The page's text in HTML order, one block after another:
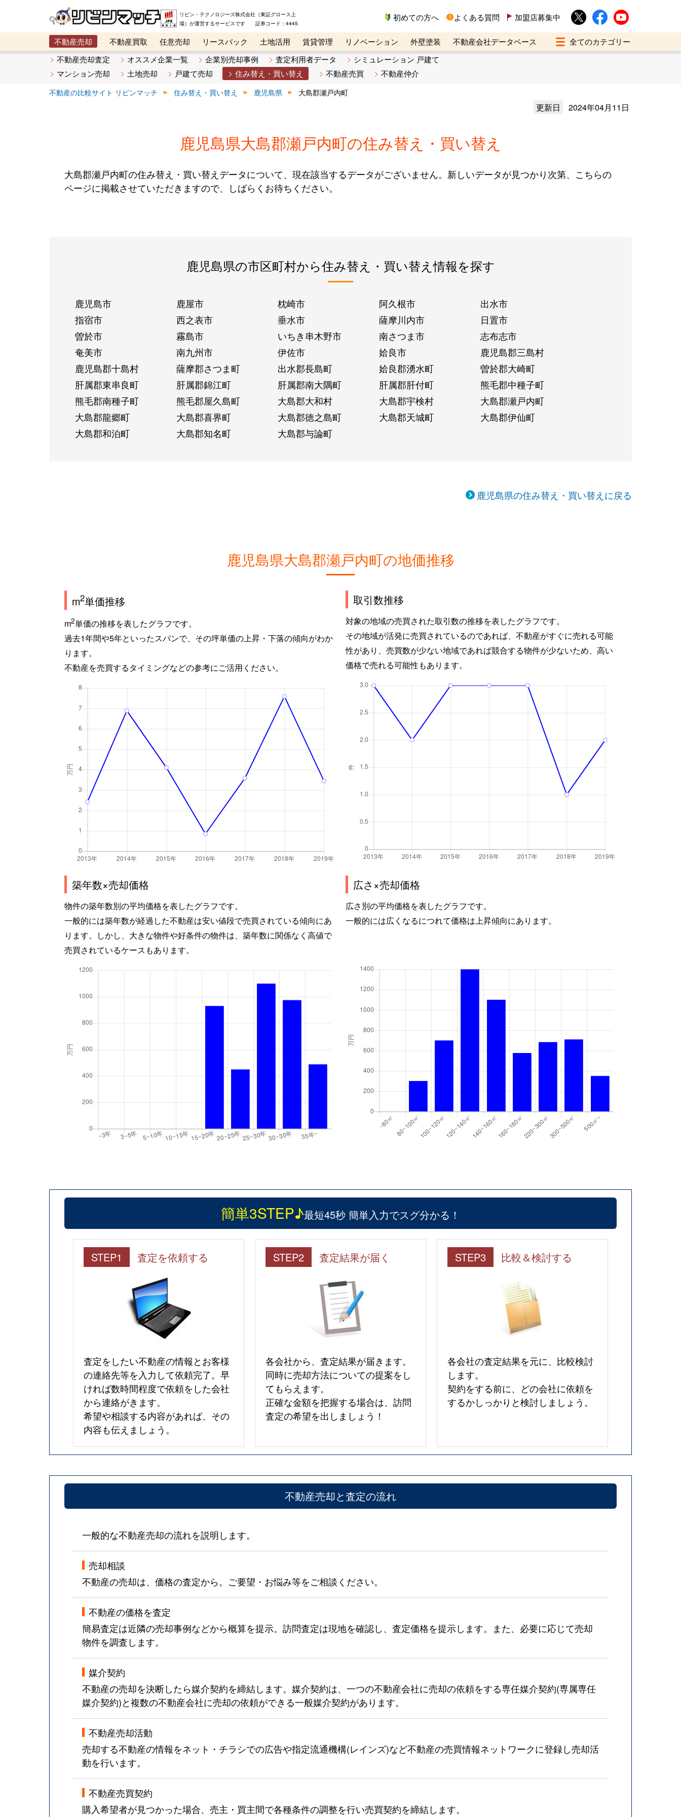
リビン・テクノロジーズ株式会社（東証グロース上
場）が運営するサービスです 証券コード：4445
初めての方へ よくある質問 加盟店募集中
不動産売却 不動産買取 任意売却 リースバック 土地活用 賃貸管理 リノベーション 外壁塗装
不動産会社データベース
メタ住宅展示場
ベスト不動産カンパニー オンライン講座 リビンマガジンBiz 不動産売却ご相談デスク
不動産売却査定 オススメ企業一覧 企業別売却事例 査定利用者データ
シミュレーション 戸建て
マンション売却
土地売却 戸建て売却 住み替え・買い替え 不動産売買 不動産仲介
不動産の比較サイト リビンマッチ 住み替え・買い替え 鹿児島県 大島郡瀬戸内町
更新日 2024年04月11日
鹿児島県大島郡瀬戸内町の住み替え・買い替え
大島郡瀬戸内町の住み替え・買い替えデータについて、現在該当するデータがございません。新しいデータが見つかり次第、こちらの
ページに掲載させていただきますので、しばらくお待ちください。
鹿児島県の市区町村から住み替え・買い替え情報を探す
鹿児島市 鹿屋市 枕崎市 阿久根市
出水市
指宿市
西之表市 垂水市 薩摩川内市
日置市
曽於市
霧島市 いちき串木野市 南さつま市
志布志市
奄美市
南九州市 伊佐市 姶良市
鹿児島郡三島村
鹿児島郡十島村
薩摩郡さつま町 出水郡長島町 姶良郡湧水町
曽於郡大崎町
肝属郡東串良町
肝属郡錦江町 肝属郡南大隅町 肝属郡肝付町
熊毛郡中種子町
熊毛郡南種子町
熊毛郡屋久島町 大島郡大和村 大島郡宇検村
大島郡瀬戸内町
大島郡龍郷町
大島郡喜界町 大島郡徳之島町 大島郡天城町
大島郡伊仙町
大島郡和泊町
大島郡知名町 大島郡与論町
鹿児島県の住み替え・買い替えに戻る
鹿児島県大島郡瀬戸内町の地価推移
m2単価推移
m2単価の推移を表したグラフです。
過去1年間や5年といったスパンで、その坪単価の上昇・下落の傾向がわか
ります。
不動産を売買するタイミングなどの参考にご活用ください。
取引数推移
対象の地域の売買された取引数の推移を表したグラフです。
その地域が活発に売買されているのであれば、不動産がすぐに売れる可能
性があり、売買数が少ない地域であれば競合する物件が少ないため、高い
価格で売れる可能性もあります。
築年数×売却価格
物件の築年数別の平均価格を表したグラフです。
一般的には築年数が経過した不動産は安い値段で売買されている傾向にあ
ります。しかし、大きな物件や好条件の物件は、築年数に関係なく高値で
売買されているケースもあります。
広さ×売却価格
広さ別の平均価格を表したグラフです。
一般的には広くなるにつれて価格は上昇傾向にあります。
簡単3STEP♪最短45秒 簡単入力でスグ分かる！
STEP1 査定を依頼する
査定をしたい不動産の情報とお客様
の連絡先等を入力して依頼完了。早
ければ数時間程度で依頼をした会社
から連絡がきます。
希望や相談する内容があれば、その
内容も伝えましょう。
STEP2 査定結果が届く
各会社から、査定結果が届きます。
同時に売却方法についての提案をし
てもらえます。
正確な金額を把握する場合は、訪問
査定の希望を出しましょう！
STEP3 比較＆検討する
各会社の査定結果を元に、比較検討
します。
契約をする前に、どの会社に依頼を
するかしっかりと検討しましょう。
不動産売却と査定の流れ
一般的な不動産売却の流れを説明します。
売却相談
不動産の売却は、価格の査定から。ご要望・お悩み等をご相談ください。
不動産の価格を査定
簡易査定は近隣の売却事例などから概算を提示。訪問査定は現地を確認し、査定価格を提示します。また、必要に応じて売却
物件を調査します。
媒介契約
不動産の売却を決断したら媒介契約を締結します。媒介契約は、一つの不動産会社に売却の依頼をする専任媒介契約(専属専任
媒介契約)と複数の不動産会社に売却の依頼ができる一般媒介契約があります。
不動産売却活動
売却する不動産の情報をネット・チラシでの広告や指定流通機構(レインズ)など不動産の売買情報ネットワークに登録し売却活
動を行います。
不動産売買契約
購入希望者が見つかった場合、売主・買主間で各種条件の調整を行い売買契約を締結します。